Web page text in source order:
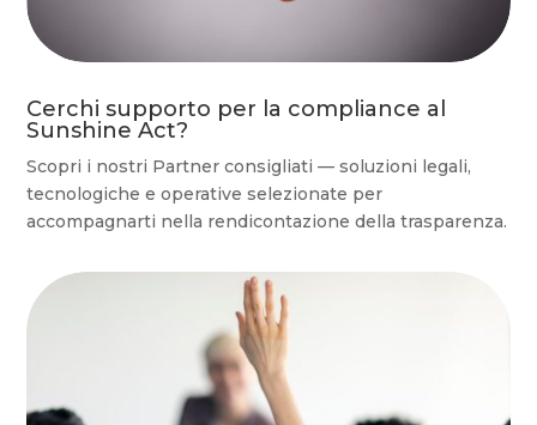
Cerchi supporto per la compliance al
Sunshine Act?
Scopri i nostri Partner consigliati — soluzioni legali,
tecnologiche e operative selezionate per
accompagnarti nella rendicontazione della trasparenza.